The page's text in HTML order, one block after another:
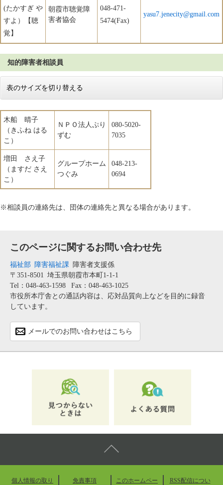
(たかすぎ や
すよ）【聴
覚】
朝霞市聴覚障
害者協会
048-471-
5474(Fax)
yasu7.jenecity@gmail.com
知的障害者相談員
表のサイズを切り替える
木船 晴子
（きふね はる
こ）
ＮＰＯ法人ぷり
ずむ
080-5020-
7035
増田 さえ子
（ますだ さえ
こ）
グループホーム
つぐみ
048-213-
0694
※相談員の連絡先は、団体の連絡先と異なる場合があります。
このページに関するお問い合わせ先
福祉部 障害福祉課 障害者支援係
〒351-8501 埼玉県朝霞市本町1-1-1
Tel：048-463-1598
Fax：048-463-1025
市役所本庁舎との通話内容は、応対品質向上などを目的に録音
しています。
メールでのお問い合わせはこちら
個人情報の取り 免責事項 このホームペー RSS配信につい